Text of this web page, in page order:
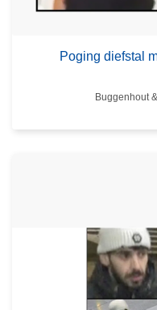
Poging diefstal
Plaats
Buggenhout